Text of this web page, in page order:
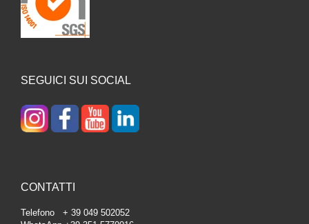
SEGUICI SUI SOCIAL
CONTATTI
Telefono + 39 049 502052